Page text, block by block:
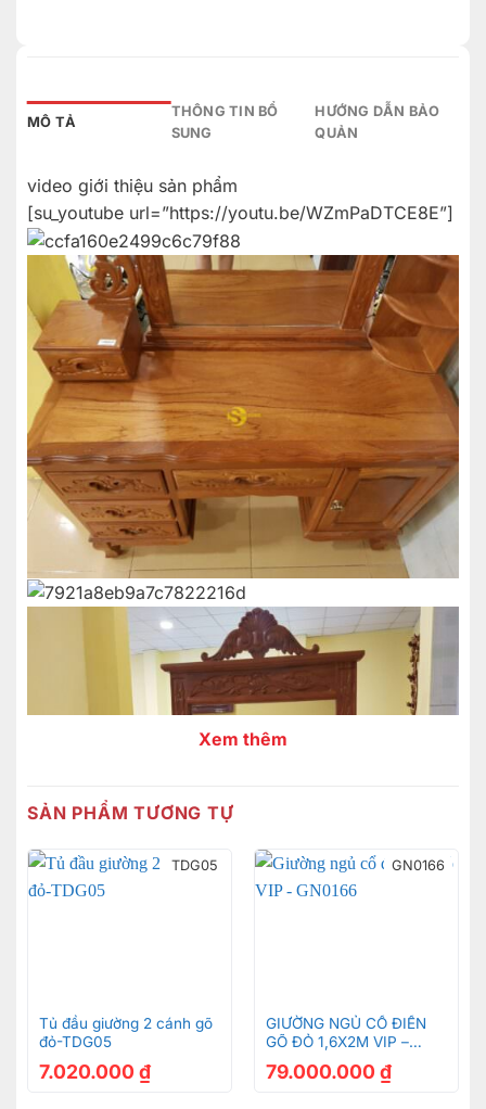
MÔ TẢ
THÔNG TIN BỔ
SUNG
HƯỚNG DẪN BẢO
QUẢN
video giới thiệu sản phẩm
[su_youtube url=”https://youtu.be/WZmPaDTCE8E”]
Xem thêm
SẢN PHẨM TƯƠNG TỰ
TDG05
Tủ đầu giường 2 cánh gõ
đỏ-TDG05
7.020.000 ₫
GN0166
GIƯỜNG NGỦ CỔ ĐIỂN
GÕ ĐỎ 1,6X2M VIP –
79.000.000 ₫